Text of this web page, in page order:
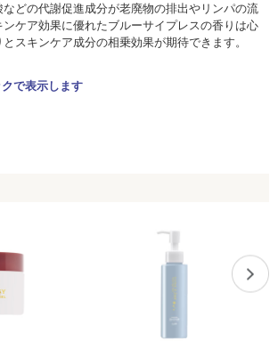
オンラインレッスンチケット
どの代謝促進成分が老廃物の排出やリンパの流
ケア効果に優れたブルーサイプレスの香りは心
スキンケア成分の相乗効果が期待できます。
で表示します